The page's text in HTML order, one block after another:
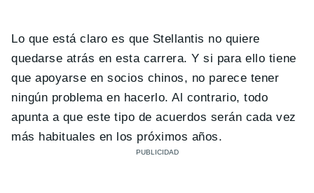
Lo que está claro es que Stellantis no quiere
quedarse atrás en esta carrera. Y si para ello tiene
que apoyarse en socios chinos, no parece tener
ningún problema en hacerlo. Al contrario, todo
apunta a que este tipo de acuerdos serán cada vez
más habituales en los próximos años.